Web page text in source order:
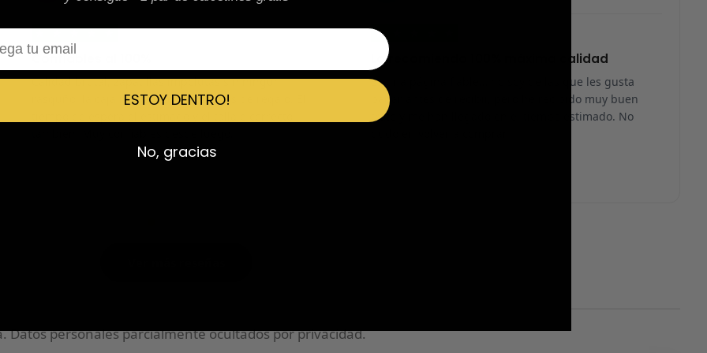
★ ★ ★ ★ ★
Confiables al 100%
Calidad brutal, zapatillas impolutas sin ningún
rasguño, la caja nítida y con calcetines de regalo. El
★
Lo recomiendo 100% máxima calidad
Es una página fiable… no soy de las que les gusta
pagar antes de recibir, pero he recibido muy buen
trato y me han llegado en el tiempo estimado. No
personales parcialmente ocultados por privacidad.
ESTOY DENTRO!
No, gracias